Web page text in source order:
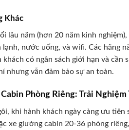
Khác
lâu năm (hơn 20 năm kinh
nước uống, và wifi. Các hãng
có ngân sách giới hạn và cần
nhưng vẫn đảm bảo sự an toàn.
Phòng Riêng: Trải
khi hành khách ngày càng ưu
xe giường cabin 20-36 phòng